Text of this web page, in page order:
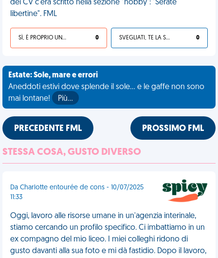
dei CV c'era scritto nella sezione "hobby": "Serate
libertine". FML
SÌ, È PROPRIO UNA VDM! 0 SVEGLIATI, TE LA SEI CERCATA! 0
Estate: Sole, mare e errori
Aneddoti estivi dove splende il sole... e le gaffe non sono
mai lontane!
Più…
PRECEDENTE FML PROSSIMO FML
STESSA COSA, GUSTO DIVERSO
Da Charlotte entourée de cons - 10/07/2025
11:33
Oggi, lavoro alle risorse umane in un'agenzia interinale,
stiamo cercando un profilo specifico. Ci imbattiamo in un
ex compagno del mio liceo. I miei colleghi ridono di
gusto davanti alla sua foto e mi dà fastidio. Dopo il lavoro,